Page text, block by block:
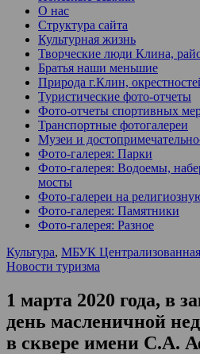
О нас
Структура сайта
Культурная жизнь
Творческие люди Клина,
Братья наши меньшие
Природа г.Клин,
Туристические фото-отчеты
Фото-отчеты спортивных
Транспортные фотогалереи
Музеи и
Фото-галерея: Парки
Фото-галерея: Водоемы,
мосты
Фото-галереи на
Фото-галерея: Памятники
Фото-галерея: Разное
Культура, МБУК
Новости туризма
1 марта 2020 года, в
день масленичной
в сквере имени С.А.